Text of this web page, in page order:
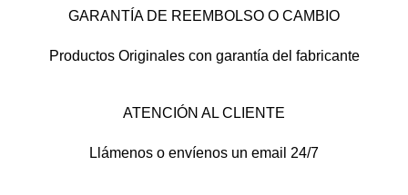
GARANTÍA DE REEMBOLSO O CAMBIO
Productos Originales con garantía del fabricante
ATENCIÓN AL CLIENTE
Llámenos o envíenos un email 24/7